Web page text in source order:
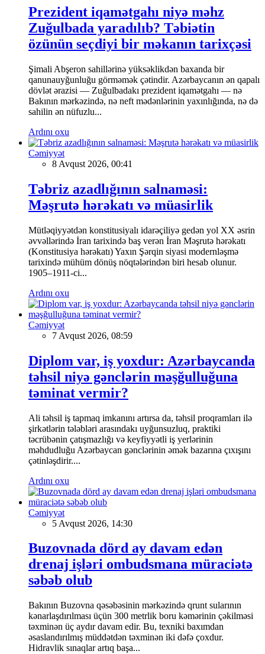
Prezident iqamətgahı niyə məhz
Zuğulbada yaradılıb? Təbiətin
özünün seçdiyi bir məkanın tarixçəsi
Şimali Abşeron sahillərinə yüksəklikdən baxanda bir
qanunauyğunluğu görməmək çətindir. Azərbaycanın ən qapalı
dövlət ərazisi — Zuğulbadakı prezident iqamətgahı — nə
Bakının mərkəzində, nə neft mədənlərinin yaxınlığında, nə də
sahilin ən nüfuzlu...
Ardını oxu
Cəmiyyət
8 Avqust 2026, 00:41
Təbriz azadlığının salnaməsi:
Məşrutə hərəkatı və müasirlik
Mütləqiyyətdən konstitusiyalı idarəçiliyə gedən yol XX əsrin
əvvəllərində İran tarixində baş verən İran Məşrutə hərəkatı
(Konstitusiya hərəkatı) Yaxın Şərqin siyasi modernləşmə
tarixində mühüm dönüş nöqtələrindən biri hesab olunur.
1905–1911-ci...
Ardını oxu
Cəmiyyət
7 Avqust 2026, 08:59
Diplom var, iş yoxdur: Azərbaycanda
təhsil niyə gənclərin məşğulluğuna
təminat vermir?
Ali təhsil iş tapmaq imkanını artırsa da, təhsil proqramları ilə
şirkətlərin tələbləri arasındakı uyğunsuzluq, praktiki
təcrübənin çatışmazlığı və keyfiyyətli iş yerlərinin
məhdudluğu Azərbaycan gənclərinin əmək bazarına çıxışını
çətinləşdirir....
Ardını oxu
Cəmiyyət
5 Avqust 2026, 14:30
Buzovnada dörd ay davam edən
drenaj işləri ombudsmana müraciətə
səbəb olub
Bakının Buzovna qəsəbəsinin mərkəzində qrunt sularının
kənarlaşdırılması üçün 300 metrlik boru kəmərinin çəkilməsi
təxminən üç aydır davam edir. Bu, texniki baxımdan
əsaslandırılmış müddətdən təxminən iki dəfə çoxdur.
Hidravlik sınaqlar artıq başa...